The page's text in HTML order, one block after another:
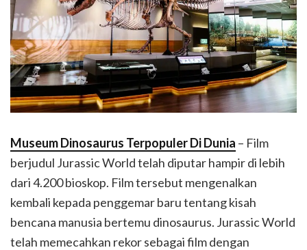
Museum Dinosaurus Terpopuler Di Dunia – Film
berjudul Jurassic World telah diputar hampir di lebih
dari 4.200 bioskop. Film tersebut mengenalkan
kembali kepada penggemar baru tentang kisah
bencana manusia bertemu dinosaurus. Jurassic World
telah memecahkan rekor sebagai film dengan